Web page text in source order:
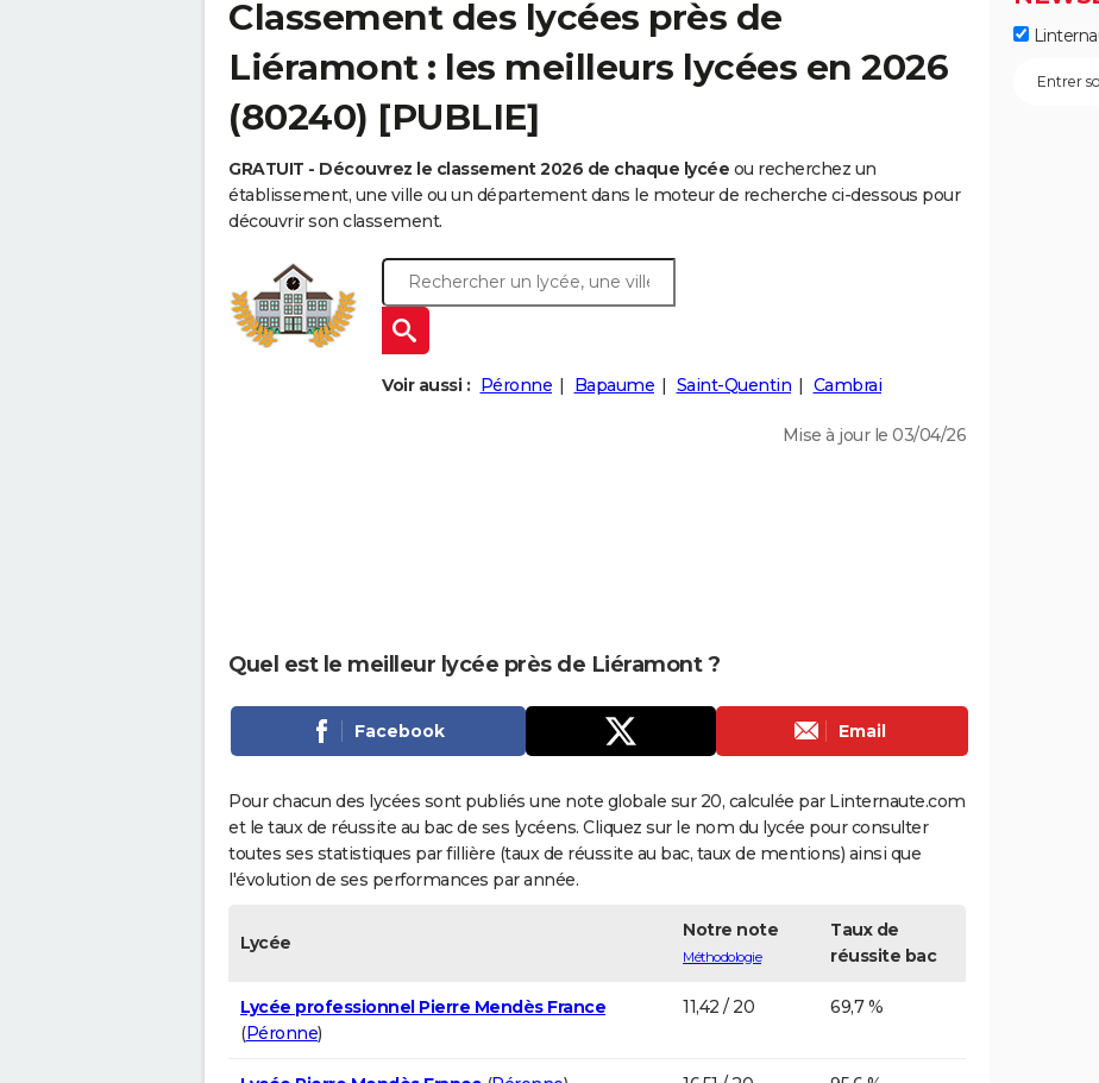
Classement des lycées près de
Liéramont : les meilleurs lycées en 2026
(80240) [PUBLIE]
GRATUIT - Découvrez le classement 2026 de chaque lycée ou recherchez un
établissement, une ville ou un département dans le moteur de recherche ci-dessous pour
découvrir son classement.
Voir aussi : Péronne Bapaume Saint-Quentin Cambrai
Mise à jour le 03/04/26
Quel est le meilleur lycée près de Liéramont ?
Facebook Email
Pour chacun des lycées sont publiés une note globale sur 20, calculée par Linternaute.com
et le taux de réussite au bac de ses lycéens. Cliquez sur le nom du lycée pour consulter
toutes ses statistiques par fillière (taux de réussite au bac, taux de mentions) ainsi que
l'évolution de ses performances par année.
Lycée
Notre note
Méthodologie
Taux de
réussite bac
Lycée professionnel Pierre Mendès France
(Péronne)
11,42 / 20 69,7 %